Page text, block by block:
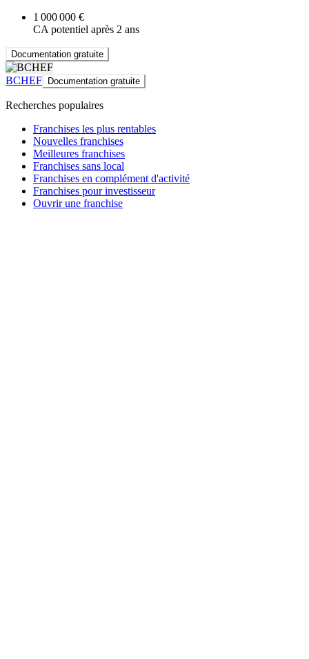
1 000 000 €
CA potentiel après 2 ans
Documentation gratuite
BCHEF Documentation gratuite
Recherches populaires
Franchises les plus rentables
Nouvelles franchises
Meilleures franchises
Franchises sans local
Franchises en complément d'activité
Franchises pour investisseur
Ouvrir une franchise